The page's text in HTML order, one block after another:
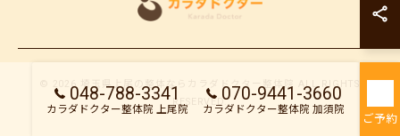
048-788-3341
カラダドクター整体院 上尾院
070-9441-3660
カラダドクター整体院 加須院
ご予約
カラダドクター
© 2026 埼玉県上尾の整体ならカラダドクター整体院 ALL RIGHTS
RESERVED.